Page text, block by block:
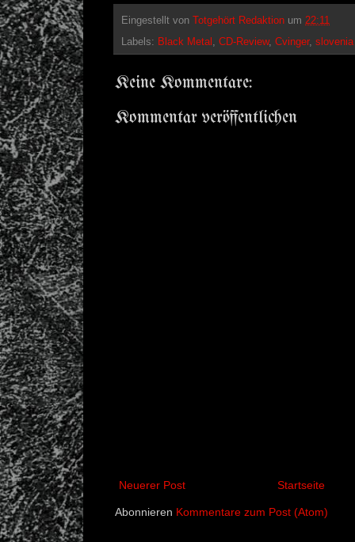
Eingestellt von Totgehört Redaktion um 22:11
Labels: Black Metal CD-Review, Cvinger, slovenia
Keine Kommentare:
Kommentar veröffentlichen
Neuerer Post Startseite
Abonnieren Kommentare zum Post (Atom)